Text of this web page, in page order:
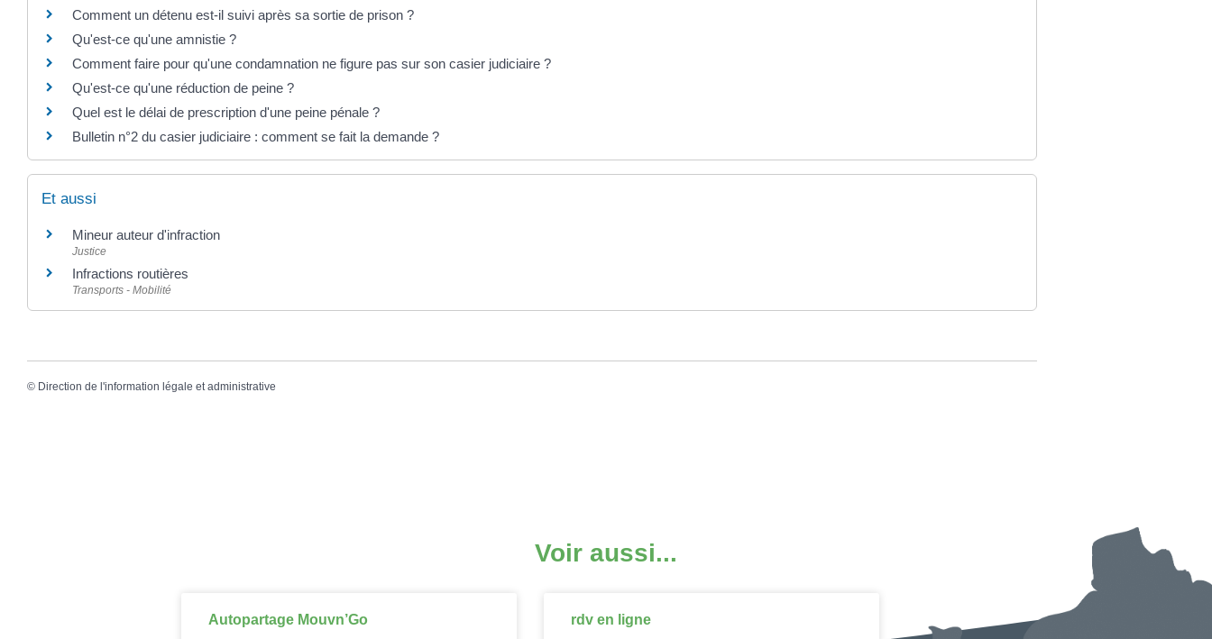
Comment un détenu est-il suivi après sa sortie de prison ?
Qu'est-ce qu'une amnistie ?
Comment faire pour qu'une condamnation ne figure pas sur son casier judiciaire ?
Qu'est-ce qu'une réduction de peine ?
Quel est le délai de prescription d'une peine pénale ?
Bulletin n°2 du casier judiciaire : comment se fait la demande ?
Et aussi
Mineur auteur d'infraction
Justice
Infractions routières
Transports - Mobilité
© Direction de l'information légale et administrative
Voir aussi...
Autopartage Mouvn’Go rdv en ligne